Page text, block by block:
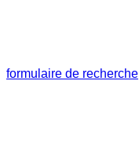
formulaire de recherche